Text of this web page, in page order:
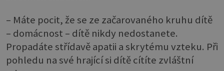
– Máte pocit, že se ze začarovaného kruhu dítě
– domácnost – dítě nikdy nedostanete.
Propadáte střídavě apatii a skrytému vzteku. Při
pohledu na své hrající si dítě cítíte zvláštní